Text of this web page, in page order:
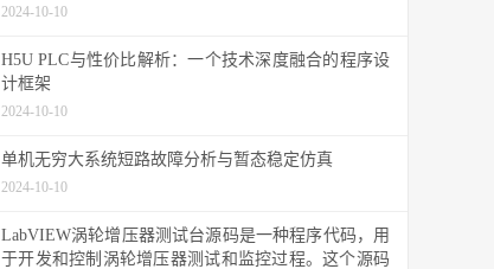
2024-10-10
H5U PLC与性价比解析：一个技术深度融合的程序设
计框架
2024-10-10
单机无穷大系统短路故障分析与暂态稳定仿真
2024-10-10
LabVIEW涡轮增压器测试台源码是一种程序代码，用
于开发和控制涡轮增压器测试和监控过程。这个源码